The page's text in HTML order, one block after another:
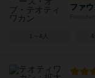
ファ
1～4人